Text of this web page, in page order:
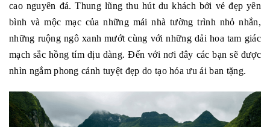
cao nguyên đá. Thung lũng thu hút du khách bởi vẻ đẹp yên
bình và mộc mạc của những mái nhà tường trình nhỏ nhắn,
những ruộng ngô xanh mướt cùng với những dải hoa tam giác
mạch sắc hồng tím dịu dàng. Đến với nơi đây các bạn sẽ được
nhìn ngắm phong cảnh tuyệt đẹp do tạo hóa ưu ái ban tặng.